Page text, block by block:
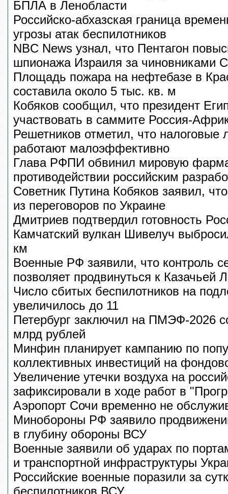
БПЛА в Ленобласти
Российско-абхазская граница
угрозы атак беспилотников
NBC News узнал, что Пентагон
шпионажа Израиля за чиновниками
Площадь пожара на нефтебазе в
составила около 5 тыс. кв. м
Кобяков сообщил, что президент
участвовать в саммите Россия-
Решетников отметил, что
работают малоэффективно
Глава РФПИ обвинил мировую
противодействии российским
Советник Путина Кобяков заявил,
из переговоров по Украине
Дмитриев подтвердил готовность
Камчатский вулкан Шивелуч
км
Военные РФ заявили, что контроль
позволяет продвинуться к Казачьей
Число сбитых беспилотников на
увеличилось до 11
Петербург заключил на ПМЭФ-2026
млрд рублей
Минфин планирует кампанию по
коллективных инвестиций на
Увеличение утечки воздуха на
зафиксировали в ходе работ в
Аэропорт Сочи временно не
Минобороны РФ заявило
в глубину обороны ВСУ
Военные заявили об ударах по
и транспортной инфраструктуры
Российские военные поразили за
беспилотников ВСУ